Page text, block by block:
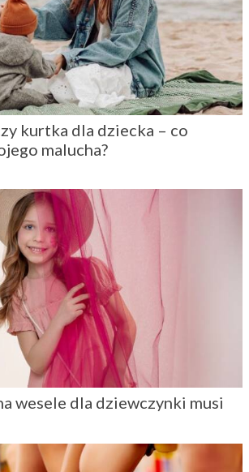
kurtka dla dziecka – co
malucha?
wesele dla dziewczynki musi